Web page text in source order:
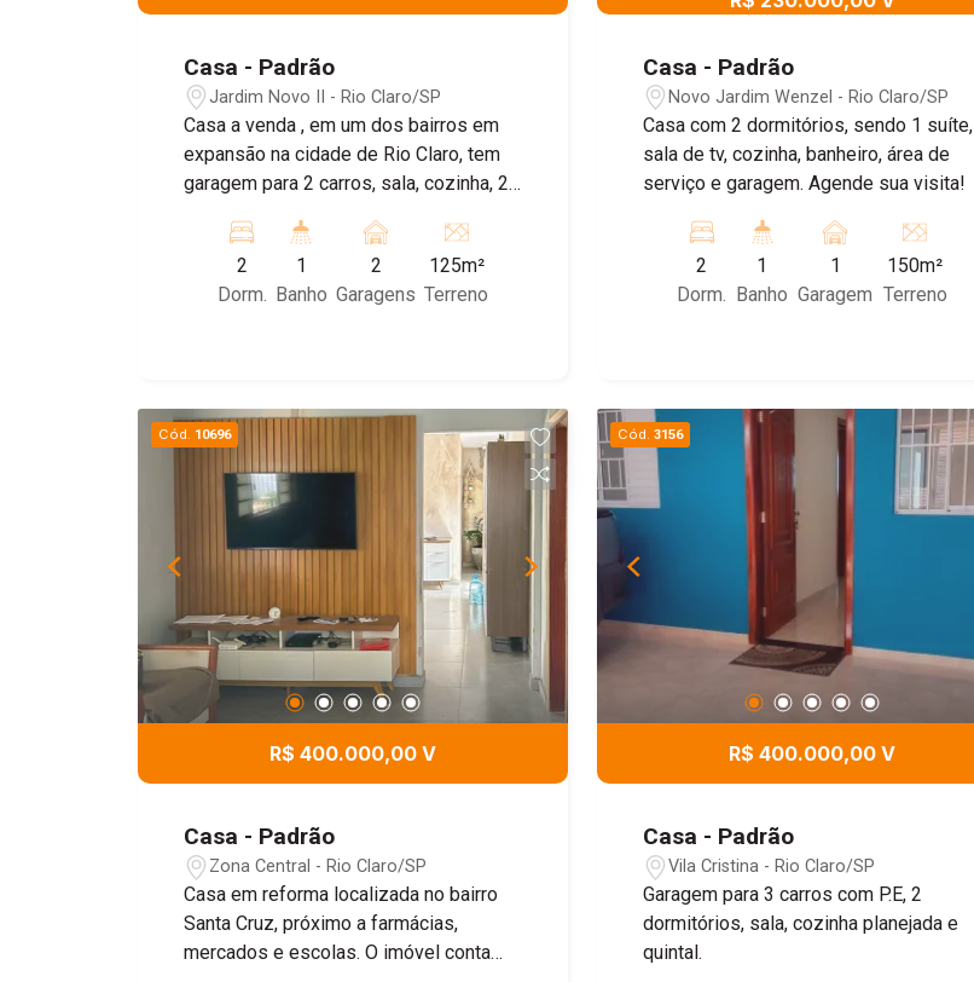
Casa - Padrão
Jardim Novo II - Rio Claro/SP
Casa a venda , em um dos bairros em
expansão na cidade de Rio Claro, tem
garagem para 2 carros, sala, cozinha, 2
quintal.
2
Dorm.
1
Banho
2
Garagens
125m²
Terreno
Casa - Padrão
Novo Jardim Wenzel - Rio Claro/SP
Casa com 2 dormitórios, sendo 1 suíte,
sala de tv, cozinha, banheiro, área de
serviço e garagem. Agende sua visita!
2
Dorm.
1
Banho
1
Garagem
150m²
Terreno
Cód. 10696
R$ 400.000,00 V
Casa - Padrão
Zona Central - Rio Claro/SP
Casa em reforma localizada no bairro
Santa Cruz, próximo a farmácias,
mercados e escolas. O imóvel conta
Cód. 3156
R$ 400.000,00 V
Casa - Padrão
Vila Cristina - Rio Claro/SP
Garagem para 3 carros com P.E, 2
dormitórios, sala, cozinha planejada e
quintal.